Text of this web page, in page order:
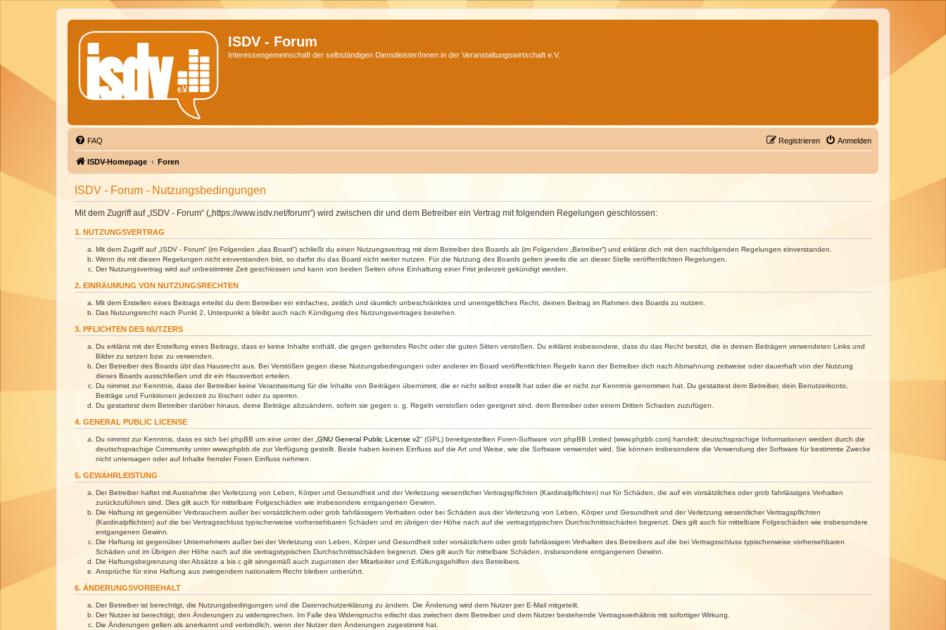
ISDV - Forum
Interessengemeinschaft der selbständigen Dienstleister/Innen in der Veranstaltungswirtschaft e.V.
FAQ Anmelden
Registrieren
ISDV-Homepage Foren
ISDV - Forum - Nutzungsbedingungen
Mit dem Zugriff auf „ISDV - Forum“ („https://www.isdv.net/forum“) wird zwischen dir und dem Betreiber ein Vertrag mit folgenden Regelungen geschlossen:
1. NUTZUNGSVERTRAG
Mit dem Zugriff auf „ISDV - Forum“ (im Folgenden „das Board“) schließt du einen Nutzungsvertrag mit dem Betreiber des Boards ab (im Folgenden „Betreiber“) und erklärst dich mit den nachfolgenden Regelungen einverstanden.
Wenn du mit diesen Regelungen nicht einverstanden bist, so darfst du das Board nicht weiter nutzen. Für die Nutzung des Boards gelten jeweils die an dieser Stelle veröffentlichten Regelungen.
Der Nutzungsvertrag wird auf unbestimmte Zeit geschlossen und kann von beiden Seiten ohne Einhaltung einer Frist jederzeit gekündigt werden.
2. EINRÄUMUNG VON NUTZUNGSRECHTEN
Mit dem Erstellen eines Beitrags erteilst du dem Betreiber ein einfaches, zeitlich und räumlich unbeschränktes und unentgeltliches Recht, deinen Beitrag im Rahmen des Boards zu nutzen.
Das Nutzungsrecht nach Punkt 2, Unterpunkt a bleibt auch nach Kündigung des Nutzungsvertrages bestehen.
3. PFLICHTEN DES NUTZERS
Du erklärst mit der Erstellung eines Beitrags, dass er keine Inhalte enthält, die gegen geltendes Recht oder die guten Sitten verstoßen. Du erklärst insbesondere, dass du das Recht besitzt, die in deinen Beiträgen verwendeten Links und
Bilder zu setzen bzw. zu verwenden.
Der Betreiber des Boards übt das Hausrecht aus. Bei Verstößen gegen diese Nutzungsbedingungen oder anderer im Board veröffentlichten Regeln kann der Betreiber dich nach Abmahnung zeitweise oder dauerhaft von der Nutzung
dieses Boards ausschließen und dir ein Hausverbot erteilen.
Du nimmst zur Kenntnis, dass der Betreiber keine Verantwortung für die Inhalte von Beiträgen übernimmt, die er nicht selbst erstellt hat oder die er nicht zur Kenntnis genommen hat. Du gestattest dem Betreiber, dein Benutzerkonto,
Beiträge und Funktionen jederzeit zu löschen oder zu sperren.
Du gestattest dem Betreiber darüber hinaus, deine Beiträge abzuändern, sofern sie gegen o. g. Regeln verstoßen oder geeignet sind, dem Betreiber oder einem Dritten Schaden zuzufügen.
4. GENERAL PUBLIC LICENSE
Du nimmst zur Kenntnis, dass es sich bei phpBB um eine unter der „ GNU General Public License v2“ (GPL) bereitgestellten Foren-Software von phpBB Limited (www.phpbb.com) handelt; deutschsprachige Informationen werden durch die
deutschsprachige Community unter www.phpbb.de zur Verfügung gestellt. Beide haben keinen Einfluss auf die Art und Weise, wie die Software verwendet wird. Sie können insbesondere die Verwendung der Software für bestimmte Zwecke
nicht untersagen oder auf Inhalte fremder Foren Einfluss nehmen.
5. GEWÄHRLEISTUNG
Der Betreiber haftet mit Ausnahme der Verletzung von Leben, Körper und Gesundheit und der Verletzung wesentlicher Vertragspflichten (Kardinalpflichten) nur für Schäden, die auf ein vorsätzliches oder grob fahrlässiges Verhalten
zurückzuführen sind. Dies gilt auch für mittelbare Folgeschäden wie insbesondere entgangenen Gewinn.
Die Haftung ist gegenüber Verbrauchern außer bei vorsätzlichem oder grob fahrlässigem Verhalten oder bei Schäden aus der Verletzung von Leben, Körper und Gesundheit und der Verletzung wesentlicher Vertragspflichten
(Kardinalpflichten) auf die bei Vertragsschluss typischerweise vorhersehbaren Schäden und im übrigen der Höhe nach auf die vertragstypischen Durchschnittsschäden begrenzt. Dies gilt auch für mittelbare Folgeschäden wie insbesondere
entgangenen Gewinn.
Die Haftung ist gegenüber Unternehmern außer bei der Verletzung von Leben, Körper und Gesundheit oder vorsätzlichem oder grob fahrlässigem Verhalten des Betreibers auf die bei Vertragsschluss typischerweise vorhersehbaren
Schäden und im Übrigen der Höhe nach auf die vertragstypischen Durchschnittsschäden begrenzt. Dies gilt auch für mittelbare Schäden, insbesondere entgangenen Gewinn.
Die Haftungsbegrenzung der Absätze a bis c gilt sinngemäß auch zugunsten der Mitarbeiter und Erfüllungsgehilfen des Betreibers.
Ansprüche für eine Haftung aus zwingendem nationalem Recht bleiben unberührt.
6. ÄNDERUNGSVORBEHALT
Der Betreiber ist berechtigt, die Nutzungsbedingungen und die Datenschutzerklärung zu ändern. Die Änderung wird dem Nutzer per E-Mail mitgeteilt.
Der Nutzer ist berechtigt, den Änderungen zu widersprechen. Im Falle des Widerspruchs erlischt das zwischen dem Betreiber und dem Nutzer bestehende Vertragsverhältnis mit sofortiger Wirkung.
Die Änderungen gelten als anerkannt und verbindlich, wenn der Nutzer den Änderungen zugestimmt hat.